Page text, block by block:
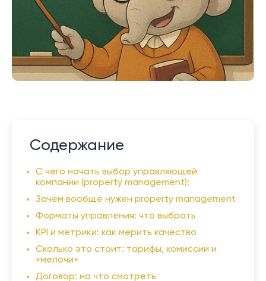
Содержание
C чего начать выбор управляющей
компании (property management):
Зачем вообще нужен property management
Форматы управления: что выбрать
KPI и метрики: как мерить качество
Сколько это стоит: тарифы, комиссии и
«мелочи»
Договор: на что смотреть